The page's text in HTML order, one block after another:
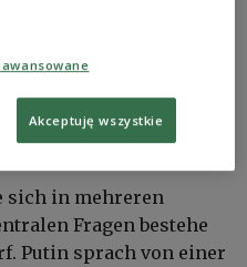
sich in mehreren
Fragen bestehe
Putin sprach von einer
Akceptuję wszystkie